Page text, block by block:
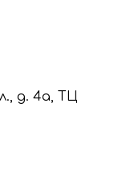
д. 4а, ТЦ